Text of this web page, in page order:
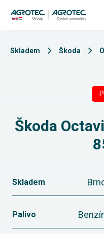
Skladem Škoda
Škoda
Skladem
Palivo